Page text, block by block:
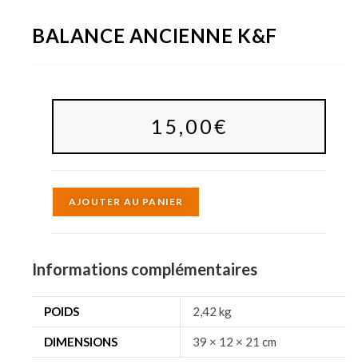
BALANCE ANCIENNE K&F
15,00€
AJOUTER AU PANIER
n
a
t
Informations complémentaires
POIDS 2,42 kg
DIMENSIONS 39 × 12 × 21 cm